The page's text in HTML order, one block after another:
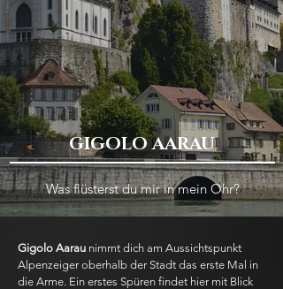
GIGOLO AARAU
Was flüsterst du mir in mein Ohr?
Gigolo Aarau nimmt dich am Aussichtspunkt
Alpenzeiger oberhalb der Stadt das erste Mal in
die Arme. Ein erstes Spüren findet hier mit Blick